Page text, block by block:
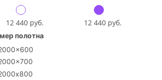
12 440 руб. 12 440 руб.
полотна